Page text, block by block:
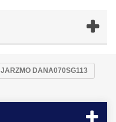
JARZMO DANA070SG113